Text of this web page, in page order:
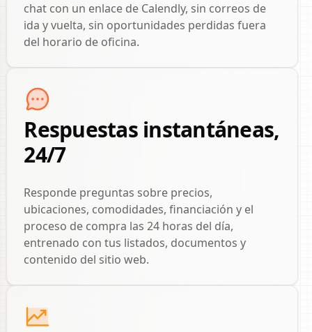
chat con un enlace de Calendly, sin correos de
ida y vuelta, sin oportunidades perdidas fuera
del horario de oficina.
Respuestas instantáneas,
24/7
Responde preguntas sobre precios,
ubicaciones, comodidades, financiación y el
proceso de compra las 24 horas del día,
entrenado con tus listados, documentos y
contenido del sitio web.